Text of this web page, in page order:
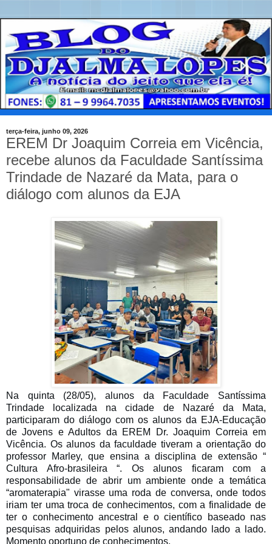
terça-feira, junho 09, 2026
EREM Dr Joaquim Correia em Vicência,
recebe alunos da Faculdade Santíssima
Trindade de Nazaré da Mata, para o
diálogo com alunos da EJA
Na quinta (28/05), alunos da Faculdade Santíssima
Trindade localizada na cidade de Nazaré da Mata,
participaram do diálogo com os alunos da EJA-Educação
de Jovens e Adultos da EREM Dr. Joaquim Correia em
Vicência. Os alunos da faculdade tiveram a orientação do
professor Marley, que ensina a disciplina de extensão “
Cultura Afro-brasileira “. Os alunos ficaram com a
responsabilidade de abrir um ambiente onde a temática
“aromaterapia" virasse uma roda de conversa, onde todos
iriam ter uma troca de conhecimentos, com a finalidade de
ter o conhecimento ancestral e o científico baseado nas
pesquisas adquiridas pelos alunos, andando lado a lado.
Momento oportuno de conhecimentos.